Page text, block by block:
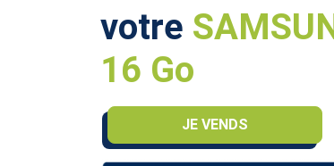
votre
16 Go
JE VENDS